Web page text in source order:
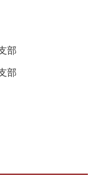
部
部